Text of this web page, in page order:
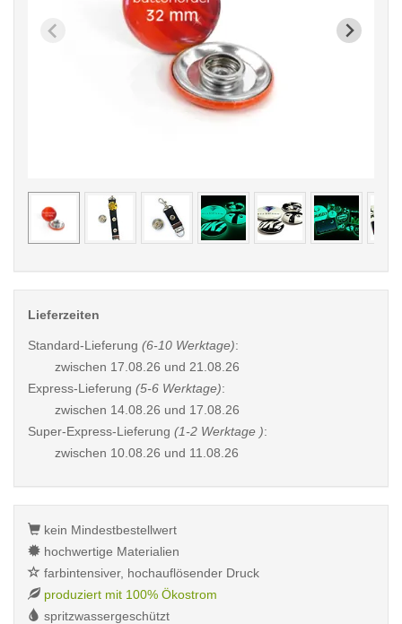
< /picture>
Lieferzeiten
Standard-Lieferung (6-10 Werktage):
zwischen 17.08.26 und 21.08.26
Express-Lieferung (5-6 Werktage):
zwischen 14.08.26 und 17.08.26
Super-Express-Lieferung (1-2 Werktage ):
zwischen 10.08.26 und 11.08.26
kein Mindestbestellwert
hochwertige Materialien
farbintensiver, hochauflösender Druck
produziert mit 100% Ökostrom
spritzwassergeschützt